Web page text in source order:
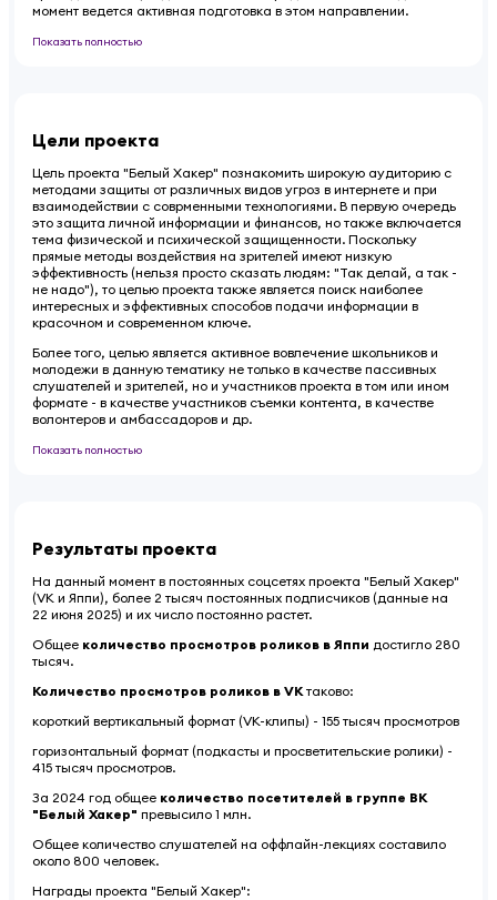
момент ведется активная подготовка в этом направлении.
Показать полностью
Цели проекта
Цель проекта "Белый Хакер" познакомить широкую аудиторию с
методами защиты от различных видов угроз в интернете и при
взаимодействии с соврменными технологиями. В первую очередь
это защита личной информации и финансов, но также включается
тема физической и психической защищенности. Поскольку
прямые методы воздействия на зрителей имеют низкую
эффективность (нельзя просто сказать людям: "Так делай, а так -
не надо"), то целью проекта также является поиск наиболее
интересных и эффективных способов подачи информации в
красочном и современном ключе.
Более того, целью является активное вовлечение школьников и
молодежи в данную тематику не только в качестве пассивных
слушателей и зрителей, но и участников проекта в том или ином
формате - в качестве участников съемки контента, в качестве
волонтеров и амбассадоров и др.
Показать полностью
Результаты проекта
На данный момент в постоянных соцсетях проекта "Белый Хакер"
(VK и Яппи), более 2 тысяч постоянных подписчиков (данные на
22 июня 2025) и их число постоянно растет.
Общее количество просмотров роликов в Яппи достигло 280
тысяч.
Количество просмотров роликов в VK таково:
короткий вертикальный формат (VK-клипы) - 155 тысяч просмотров
горизонтальный формат (подкасты и просветительские ролики) -
415 тысяч просмотров.
За 2024 год общее количество посетителей в группе ВК
"Белый Хакер" превысило 1 млн.
Общее количество слушателей на оффлайн-лекциях составило
около 800 человек.
Награды проекта "Белый Хакер":